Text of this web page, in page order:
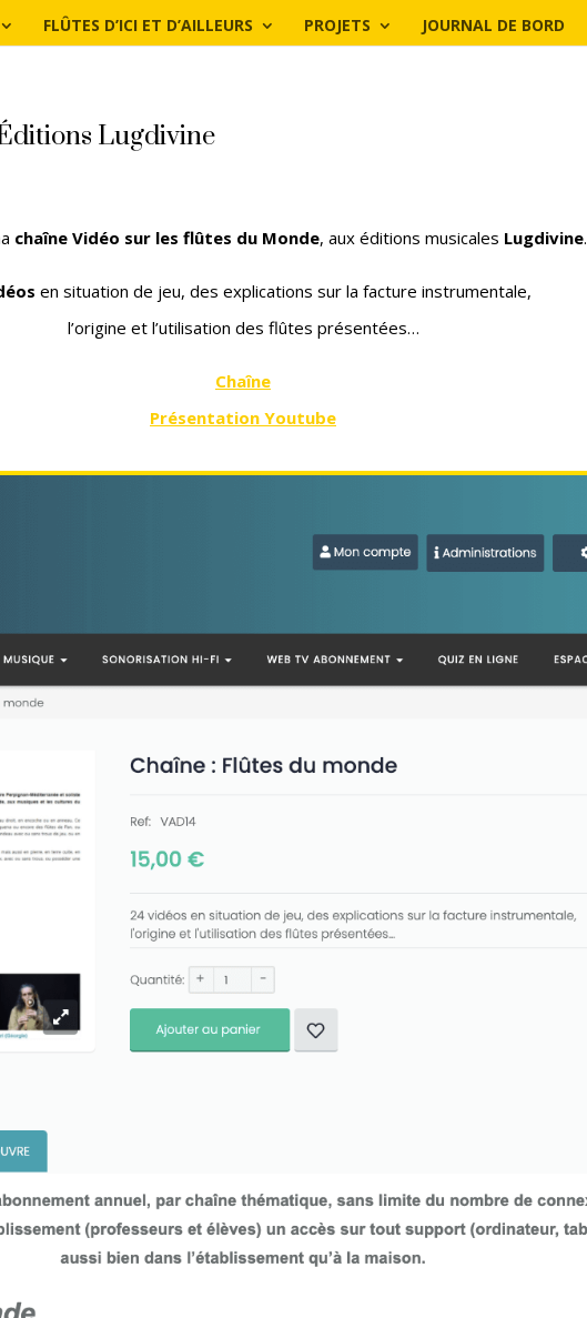
FLÛTES D’ICI ET D’AILLEURS PROJETS JOURNAL DE BORD
Lugdivine
chaîne Vidéo sur les flûtes du Monde, aux éditions musicales Lugdivine.
en situation de jeu, des explications sur la facture instrumentale,
l’origine et l’utilisation des flûtes présentées…
Chaîne
Présentation Youtube